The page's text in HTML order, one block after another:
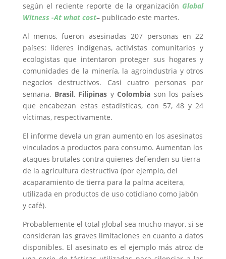
según el reciente reporte de la organización Global
Witness -At what cost– publicado este martes.
Al menos, fueron asesinadas 207 personas en 22
países: líderes indígenas, activistas comunitarios y
ecologistas que intentaron proteger sus hogares y
comunidades de la minería, la agroindustria y otros
negocios destructivos. Casi cuatro personas por
semana. Brasil, Filipinas yColombia son los países
que encabezan estas estadísticas, con 57, 48 y 24
víctimas, respectivamente.
El informe devela un gran aumento en los asesinatos
vinculados a productos para consumo. Aumentan los
ataques brutales contra quienes defienden su tierra
de la agricultura destructiva (por ejemplo, del
acaparamiento de tierra para la palma aceitera,
utilizada en productos de uso cotidiano como jabón
y café).
Probablemente el total global sea mucho mayor, si se
consideran las graves limitaciones en cuanto a datos
disponibles. El asesinato es el ejemplo más atroz de